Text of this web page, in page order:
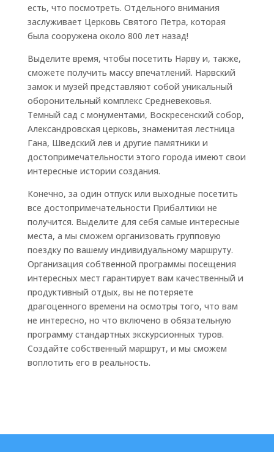
есть, что посмотреть. Отдельного внимания
заслуживает Церковь Святого Петра, которая
была сооружена около 800 лет назад!
Выделите время, чтобы посетить Нарву и, также,
сможете получить массу впечатлений. Нарвский
замок и музей представляют собой уникальный
оборонительный комплекс Средневековья.
Темный сад с монументами, Воскресенский собор,
Александровская церковь, знаменитая лестница
Гана, Шведский лев и другие памятники и
достопримечательности этого города имеют свои
интересные истории создания.
Конечно, за один отпуск или выходные посетить
все достопримечательности Прибалтики не
получится. Выделите для себя самые интересные
места, а мы сможем организовать групповую
поездку по вашему индивидуальному маршруту.
Организация собтвенной программы посещения
интересных мест гарантирует вам качественный и
продуктивный отдых, вы не потеряете
драгоценного времени на осмотры того, что вам
не интересно, но что включено в обязательную
программу стандартных экскурсионных туров.
Создайте собственный маршрут, и мы сможем
воплотить его в реальность.